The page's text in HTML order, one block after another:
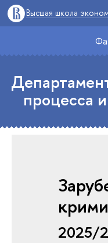
Высшая школа
процесса
2025/